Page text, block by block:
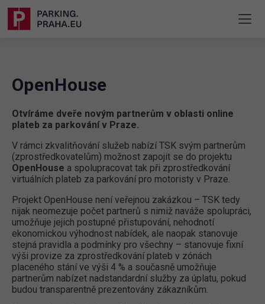
OpenHouse
Otvíráme dveře novým partnerům v oblasti online
plateb za parkování v Praze.
V rámci zkvalitňování služeb nabízí TSK svým partnerům
(zprostředkovatelům) možnost zapojit se do projektu
OpenHouse a spolupracovat tak při zprostředkování
virtuálních plateb za parkování pro motoristy v Praze.
Projekt OpenHouse není veřejnou zakázkou – TSK tedy
nijak neomezuje počet partnerů s nimiž naváže spolupráci,
umožňuje jejich postupné přistupování, nehodnotí
ekonomickou výhodnost nabídek, ale naopak stanovuje
stejná pravidla a podmínky pro všechny – stanovuje fixní
výši provize za zprostředkování plateb v zónách
placeného stání ve výši 4 % a současně umožňuje
partnerům nabízet nadstandardní služby za úplatu, pokud
budou transparentně prezentovány zákazníkům.